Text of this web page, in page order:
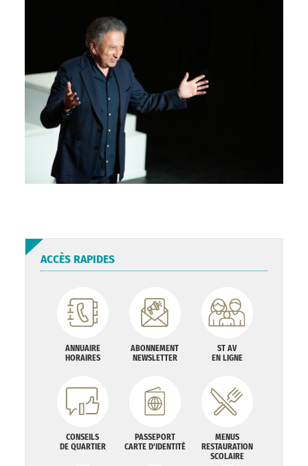
ACCÈS RAPIDES
ANNUAIRE
HORAIRES
ABONNEMENT
NEWSLETTER
ST AV
EN LIGNE
CONSEILS
DE QUARTIER
PASSEPORT
CARTE D'IDENTITÉ
MENUS
RESTAURATION
SCOLAIRE